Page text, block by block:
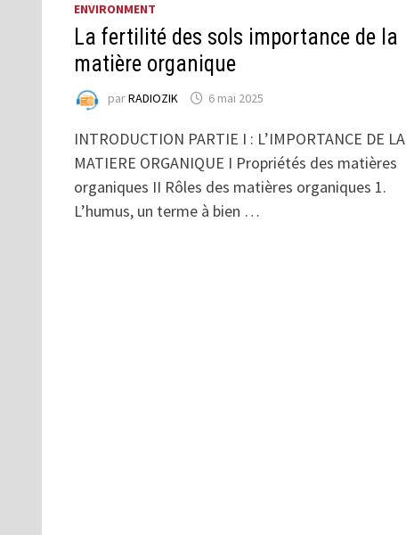
ENVIRONMENT
La fertilité des sols importance de la
matière organique
parRADIOZIK 6 mai 2025
INTRODUCTION PARTIE I : L’IMPORTANCE DE LA
MATIERE ORGANIQUE I Propriétés des matières
organiques II Rôles des matières organiques 1.
L’humus, un terme à bien …